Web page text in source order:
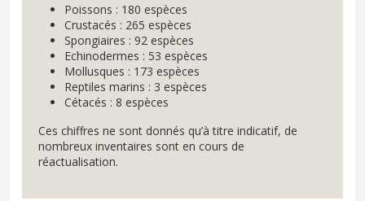
Poissons : 180 espèces
Crustacés : 265 espèces
Spongiaires : 92 espèces
Echinodermes : 53 espèces
Mollusques : 173 espèces
Reptiles marins : 3 espèces
Cétacés : 8 espèces
Ces chiffres ne sont donnés qu’à titre indicatif, de
nombreux inventaires sont en cours de
réactualisation.